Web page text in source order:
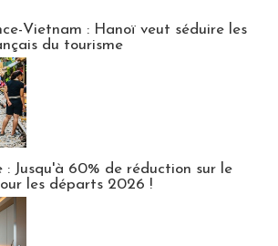
Vietnam : Hanoï veut séduire les
du tourisme
: Jusqu'à 60% de réduction sur le
les départs 2026 !